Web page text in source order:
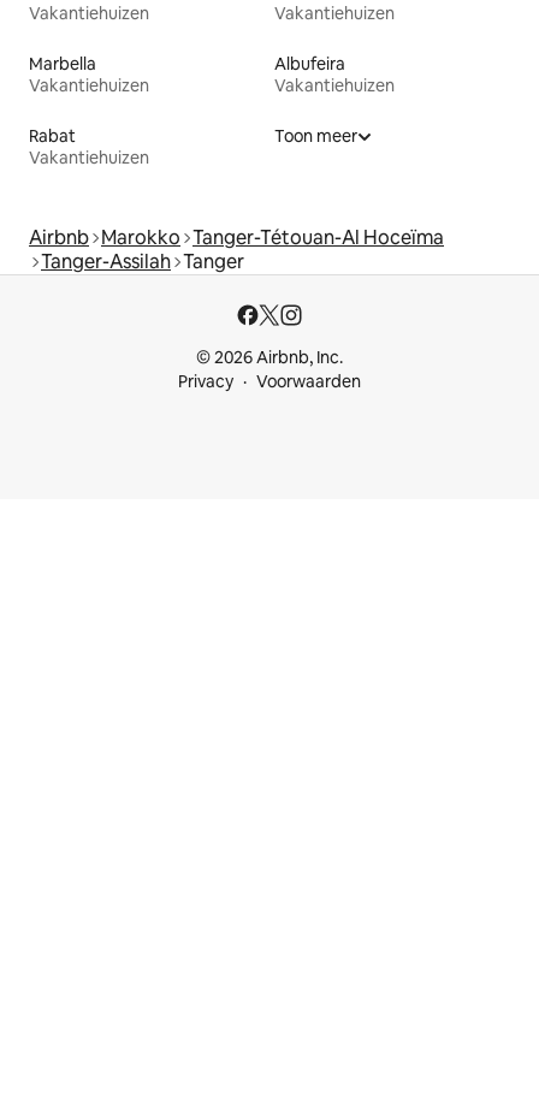
Vakantiehuizen
Vakantiehuizen
Marbella
Vakantiehuizen
Albufeira
Vakantiehuizen
Rabat
Vakantiehuizen
Toon meer
Airbnb Marokko Tanger-Tétouan-Al Hoceïma
Tanger-Assilah Tanger
© 2026 Airbnb, Inc.
Privacy
Voorwaarden